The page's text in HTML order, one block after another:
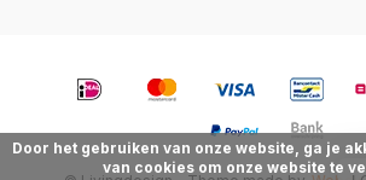
Door het gebruiken van onze website, ga je
van cookies om onze website te